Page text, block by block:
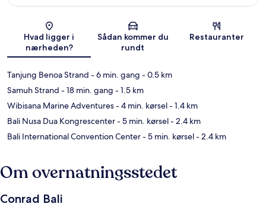
Kort
Hvad ligger i
nærheden?
Sådan kommer du
rundt
Restauranter
Tanjung Benoa Strand - 6 min. gang - 0.5 km
Samuh Strand - 18 min. gang - 1.5 km
Wibisana Marine Adventures- 4 min. kørsel- 1.4 km
Bali Nusa Dua Kongrescenter- 5 min. kørsel- 2.4 km
Bali International Convention Center- 5 min. kørsel- 2.4 km
Om overnatningsstedet
Conrad Bali